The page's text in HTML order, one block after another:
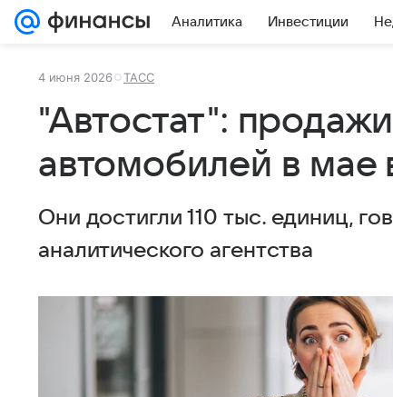
Аналитика Инвестиции
4 июня 2026 ТАСС
"Автостат":
автомобилей в мае
Они достигли 110 тыс. единиц,
аналитического агентства